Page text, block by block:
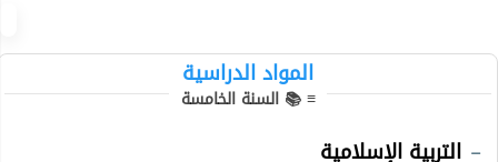
المواد الدراسية
≡ 📚 السنة الخامسة
التربية الإسلامية